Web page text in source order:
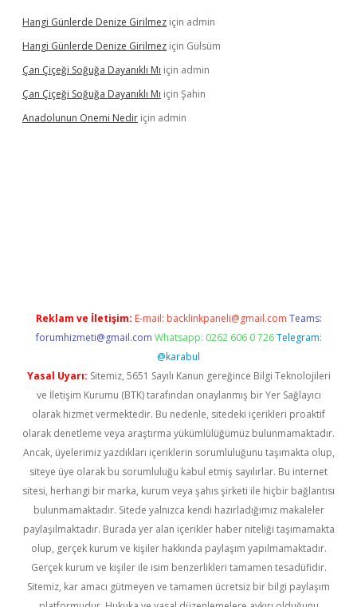
Hangi Günlerde Denize Girilmez için admin
Hangi Günlerde Denize Girilmez için Gülsüm
Çan Çiçeği Soğuğa Dayanıklı Mı için admin
Çan Çiçeği Soğuğa Dayanıklı Mı için Şahin
Anadolunun Onemi Nedir için admin
Reklam ve İletişim: E-mail: backlinkpaneli@gmail.com Teams:
forumhizmeti@gmail.com Whatsapp: 0262 606 0 726 Telegram:
@karabul
Yasal Uyarı: Sitemiz, 5651 Sayılı Kanun gereğince Bilgi Teknolojileri
ve İletişim Kurumu (BTK) tarafından onaylanmış bir Yer Sağlayıcı
olarak hizmet vermektedir. Bu nedenle, sitedeki içerikleri proaktif
olarak denetleme veya araştırma yükümlülüğümüz bulunmamaktadır.
Ancak, üyelerimiz yazdıkları içeriklerin sorumluluğunu taşımakta olup,
siteye üye olarak bu sorumluluğu kabul etmiş sayılırlar. Bu internet
sitesi, herhangi bir marka, kurum veya şahıs şirketi ile hiçbir bağlantısı
bulunmamaktadır. Sitede yalnızca kendi hazırladığımız makaleler
paylaşılmaktadır. Burada yer alan içerikler haber niteliği taşımamakta
olup, gerçek kurum ve kişiler hakkında paylaşım yapılmamaktadır.
Gerçek kurum ve kişiler ile isim benzerlikleri tamamen tesadüfidir.
Sitemiz, kar amacı gütmeyen ve tamamen ücretsiz bir bilgi paylaşım